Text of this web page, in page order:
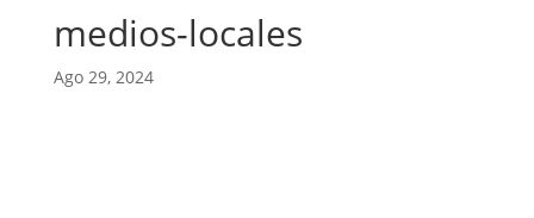
medios-locales
Ago 29, 2024